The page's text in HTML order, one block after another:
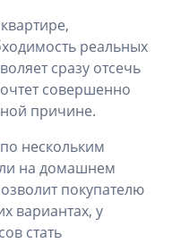
реальных
сразу отсечь
совершенно
причине.
нескольким
на домашнем
покупателю
вариантах, у
стать